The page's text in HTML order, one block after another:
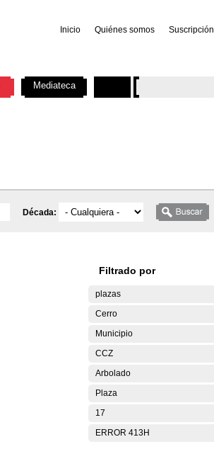
Inicio Quiénes somos Suscripción
Década:
Filtrado por
plazas
Cerro
Municipio
CCZ
Arbolado
Plaza
17
ERROR 413H
Mediateca